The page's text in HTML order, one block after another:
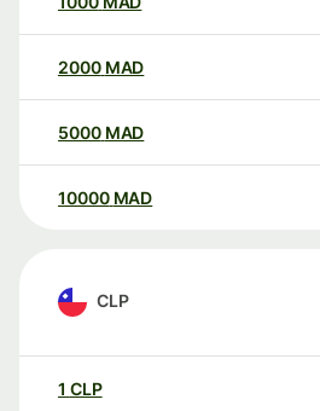
2000 MAD
5000 MAD
10000 MAD
CLP
1 CLP